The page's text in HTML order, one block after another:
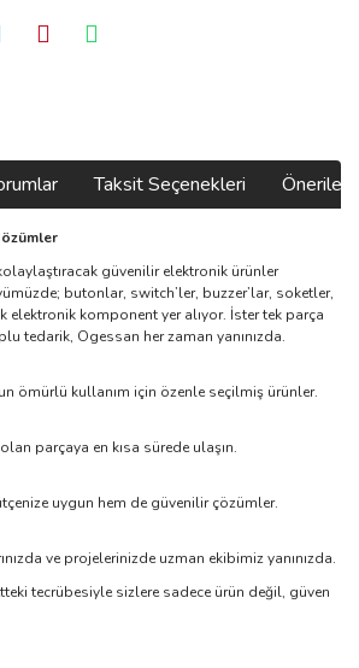
Taksit Seçenekleri
güvenilir elektronik ürünler
butonlar, switch’ler, buzzer’lar, soketler,
komponent yer alıyor. İster tek parça
tedarik, Ogessan her zaman yanınızda.
ömürlü kullanım için özenle seçilmiş ürünler.
olan parçaya en kısa sürede ulaşın.
uygun hem de güvenilir çözümler.
ve projelerinizde uzman ekibimiz yanınızda.
tecrübesiyle sizlere sadece ürün değil, güven